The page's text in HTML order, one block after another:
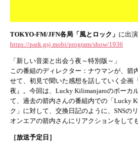
TOKYO-FM/JFN各局「風とロック」 に出演
https://park.gsj.mobi/program/show/1936
「新しい音楽と出会う夜～特別版～」
この番組のディレクター：ナウマンが、箭
せて、初見で聞いた感想を話していく企画
夜』。今回は、Lucky Kilimanjaroのボーカ
て、過去の箭内さんの番組内での「Lucky
ク」に対して、交換日記のように、SNSの
オンエアの箭内さんにリアクションをして
［放送予定日］